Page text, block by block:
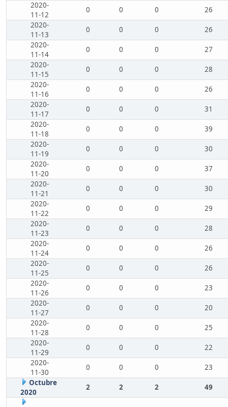
2020-
11-12
0 0 0
26
2020-
11-13
0 0 0
26
2020-
11-14
0 0 0
27
2020-
11-15
0 0 0
28
2020-
11-16
0 0 0
26
2020-
11-17
0 0 0
31
2020-
11-18
0 0 0
39
2020-
11-19
0 0 0
30
2020-
11-20
0 0 0
37
2020-
11-21
0 0 0
30
2020-
11-22
0 0 0
29
2020-
11-23
0 0 0
28
2020-
11-24
0 0 0
26
2020-
11-25
0 0 0
26
2020-
11-26
0 0 0
23
2020-
11-27
0 0 0
20
2020-
11-28
0 0 0
25
2020-
11-29
0 0 0
22
2020-
11-30
0 0 0
23
Octubre
2020
2 2 2 49